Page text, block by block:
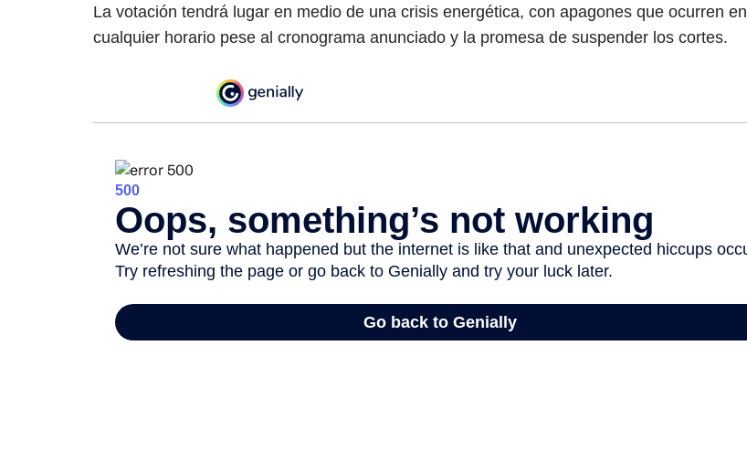
La votación tendrá lugar en medio de una crisis energética, con apagones que ocurren en
cualquier horario pese al cronograma anunciado y la promesa de suspender los cortes.